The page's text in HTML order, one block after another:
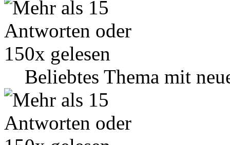
Beliebtes Thema mit